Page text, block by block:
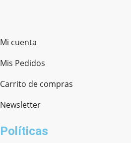
Mi cuenta
Mis Pedidos
Carrito de compras
Newsletter
Políticas